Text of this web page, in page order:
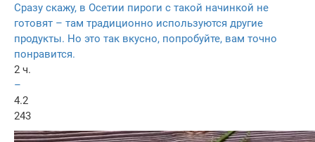
Сразу скажу, в Осетии пироги с такой начинкой не
готовят – там традиционно используются другие
продукты. Но это так вкусно, попробуйте, вам точно
понравится.
2 ч.
–
4.2
243